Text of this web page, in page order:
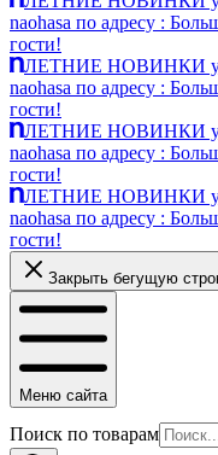
naohasa по адресу :
гости!
ЛЕТНИЕ НОВИНКИ
naohasa по адресу :
гости!
ЛЕТНИЕ НОВИНКИ
naohasa по адресу :
гости!
ЛЕТНИЕ НОВИНКИ
naohasa по адресу :
гости!
Закрыть бегущую
Меню сайта
Поиск по товарам